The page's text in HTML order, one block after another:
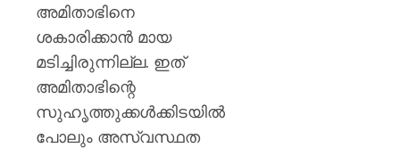
അമിതാഭിനെ
ശകാരിക്കാൻ മായ
മടിച്ചിരുന്നില്ല. ഇത്
അമിതാഭിന്റെ
സുഹൃത്തുക്കൾക്കിടയിൽ
പോലും അസ്വസ്ഥത